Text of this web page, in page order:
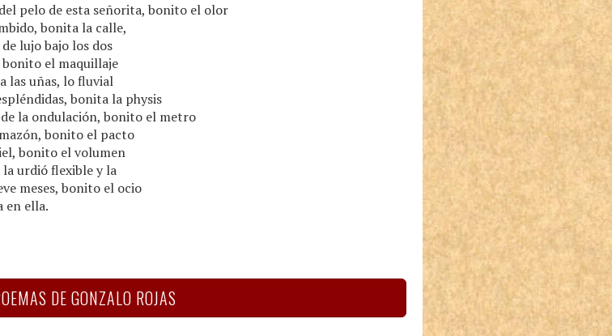
pelo de esta señorita, bonito el olor
bonita la calle,
lujo bajo los dos
bonito el maquillaje
las uñas, lo fluvial
bonita la physis
la ondulación, bonito el metro
bonito el pacto
bonito el volumen
la urdió flexible y la
meses, bonito el ocio
en ella.
DE GONZALO ROJAS